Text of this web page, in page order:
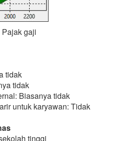
gaji
tidak
tidak
Biasanya tidak
untuk karyawan: Tidak
tinggi